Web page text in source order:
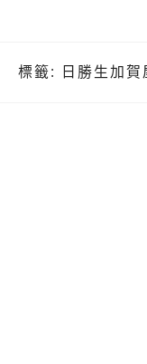
標籤: 日勝生加賀